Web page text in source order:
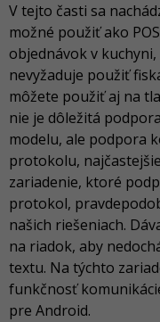
V tejto časti sa
možné použiť ako
objednávok v
nevyžaduje použiť
môžete použiť aj na
nie je dôležitá
modelu, ale podpora
protokolu,
zariadenie, ktoré
protokol,
našich riešeniach.
na riadok, aby
textu. Na týchto
funkčnosť
pre Android.